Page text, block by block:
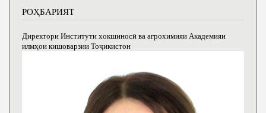
РОҲБАРИЯТ
Директори Институти хокшиносӣ ва агрохимияи Академияи
илмҳои кишоварзии Тоҷикистон